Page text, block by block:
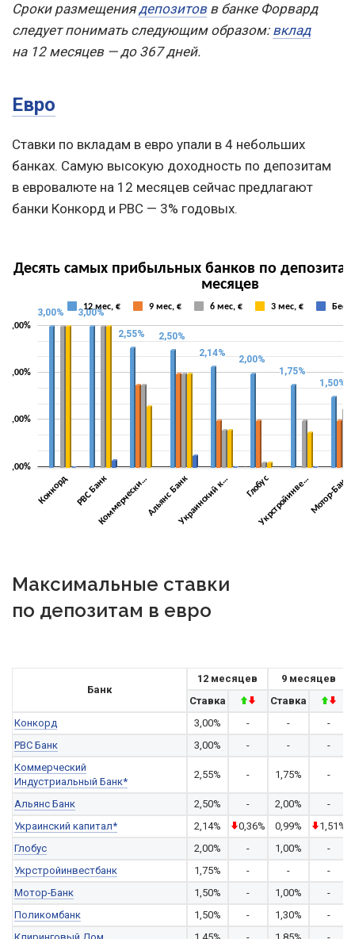
Сроки размещениядепозитовв банке Форвард
следует понимать следующим образом: вклад
на 12 месяцев — до 367 дней.
Евро
Ставки по вкладам в евро упали в 4 небольших
банках. Самую высокую доходность по депозитам
в евровалюте на 12 месяцев сейчас предлагают
банки Конкорд и РВС — 3% годовых.
Максимальные ставки
по депозитам в евро
Банк
12 месяцев
9 месяцев
Ставка
Ставка
Конкорд
3,00% - -
-
РВС Банк
3,00% - -
-
Коммерческий
Индустриальный Банк*
2,55% - 1,75% -
Альянс Банк 2,50% - 2,00%
-
Украинский капитал*
2,14% 0,36% 0,99%
1,51%
Глобус
2,00% - 1,00%
-
Укрстройинвестбанк
1,75% - -
-
Мотор-Банк
1,50% - 1,00%
-
Поликомбанк
1,50% - 1,30%
-